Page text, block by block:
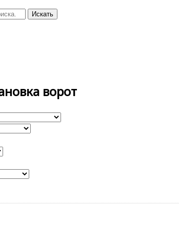
Искать
ворот